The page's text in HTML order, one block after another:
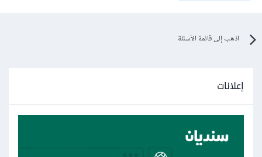
اذهب إلى قائمة الأسئلة
إعلانات